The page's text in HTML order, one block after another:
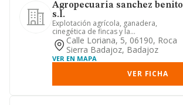
Agropecuaria sanchez benito
s.l.
Explotación agrícola, ganadera,
cinegética de fincas y la
comercializaciónde sus productos.
explota...
Calle Loriana, 5, 06190, Roca
Sierra Badajoz, Badajoz
VER EN MAPA
VER FICHA